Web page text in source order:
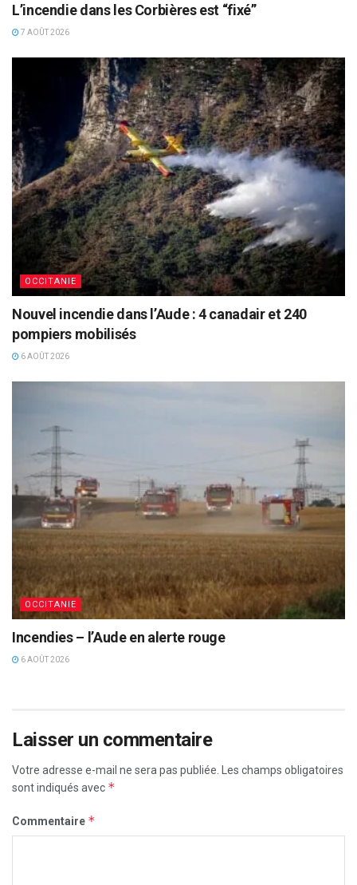
L’incendie dans les Corbières est “fixé”
7 AOÛT 2026
OCCITANIE
Nouvel incendie dans l’Aude : 4 canadair et 240
pompiers mobilisés
6 AOÛT 2026
OCCITANIE
Incendies – l’Aude en alerte rouge
6 AOÛT 2026
Laisser un commentaire
Votre adresse e-mail ne sera pas publiée. Les champs obligatoires
sont indiqués avec *
Commentaire *